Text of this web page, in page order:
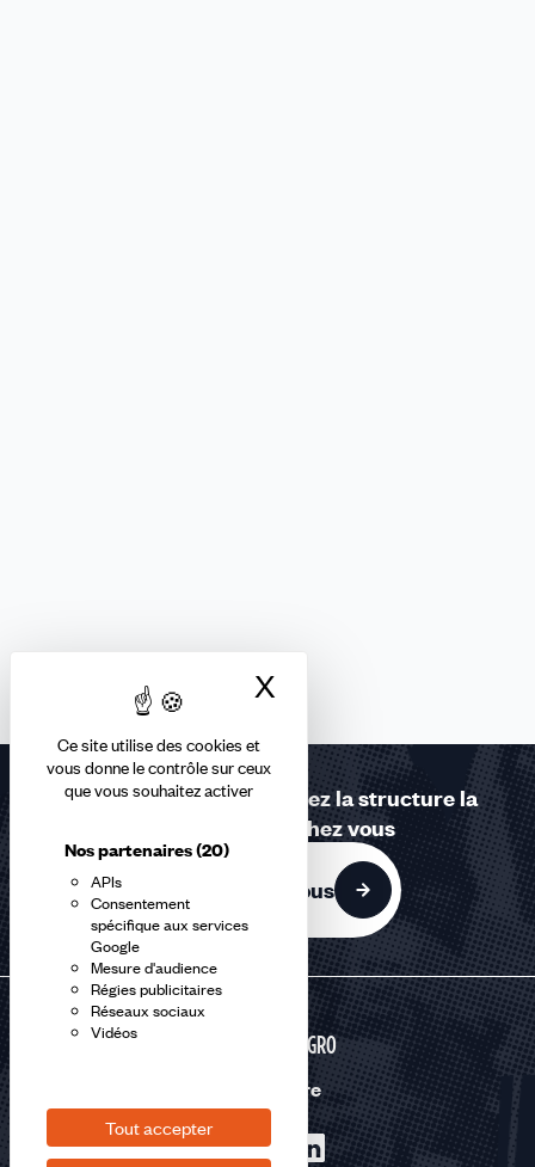
Ce site utilise des cookies et
vous donne le contrôle sur ceux
que vous souhaitez activer
Nos partenaires(20)
APIs
Consentement
spécifique aux services
Google
Mesure d'audience
Régies publicitaires
Réseaux sociaux
Vidéos
Tout accepter
X
Contactez-nous ou trouvez la structure la
plus proche de chez vous
Contactez-nous
AGRI-AGRO
Nous suivre